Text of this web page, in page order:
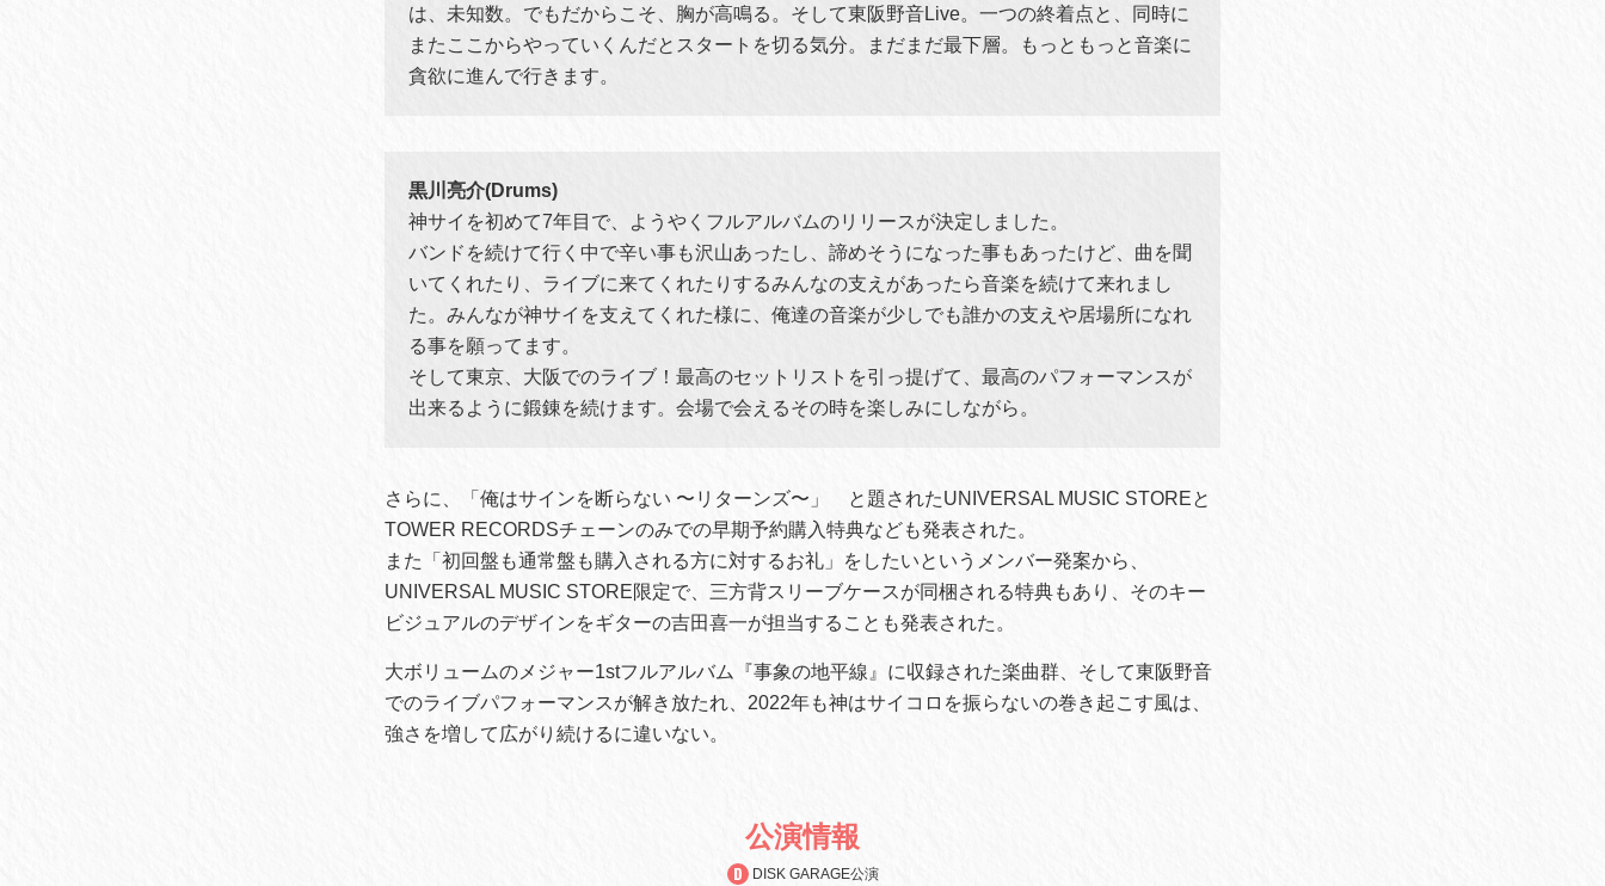
は、未知数。でもだからこそ、胸が高鳴る。そして東阪野音Live。一つの終着点と、同時に
またここからやっていくんだとスタートを切る気分。まだまだ最下層。もっともっと音楽に
貪欲に進んで行きます。
黒川亮介(Drums)
神サイを初めて7年目で、ようやくフルアルバムのリリースが決定しました。
バンドを続けて行く中で辛い事も沢山あったし、諦めそうになった事もあったけど、曲を聞
いてくれたり、ライブに来てくれたりするみんなの支えがあったら音楽を続けて来れまし
た。みんなが神サイを支えてくれた様に、俺達の音楽が少しでも誰かの支えや居場所になれ
る事を願ってます。
そして東京、大阪でのライブ！最高のセットリストを引っ提げて、最高のパフォーマンスが
出来るように鍛錬を続けます。会場で会えるその時を楽しみにしながら。
さらに、「俺はサインを断らない 〜リターンズ〜」 と題されたUNIVERSAL MUSIC STOREと
TOWER RECORDSチェーンのみでの早期予約購入特典なども発表された。
また「初回盤も通常盤も購入される方に対するお礼」をしたいというメンバー発案から、
UNIVERSAL MUSIC STORE限定で、三方背スリーブケースが同梱される特典もあり、そのキー
ビジュアルのデザインをギターの吉田喜一が担当することも発表された。
大ボリュームのメジャー1stフルアルバム『事象の地平線』に収録された楽曲群、そして東阪野音
でのライブパフォーマンスが解き放たれ、2022年も神はサイコロを振らないの巻き起こす風は、
強さを増して広がり続けるに違いない。
公演情報
DISK GARAGE公演